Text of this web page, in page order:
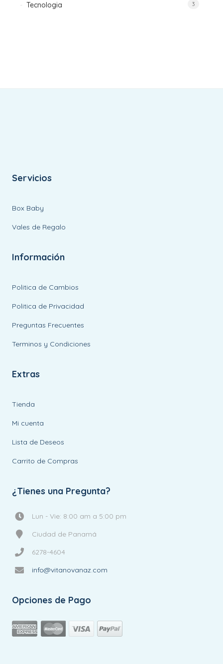
Tecnologia 3
Servicios
Box Baby
Vales de Regalo
Información
Politica de Cambios
Politica de Privacidad
Preguntas Frecuentes
Terminos y Condiciones
Extras
Tienda
Mi cuenta
Lista de Deseos
Carrito de Compras
¿Tienes una Pregunta?
Lun - Vie: 8:00 am a 5:00 pm
Ciudad de Panamá
6278-4604
info@vitanovanaz.com
Opciones de Pago